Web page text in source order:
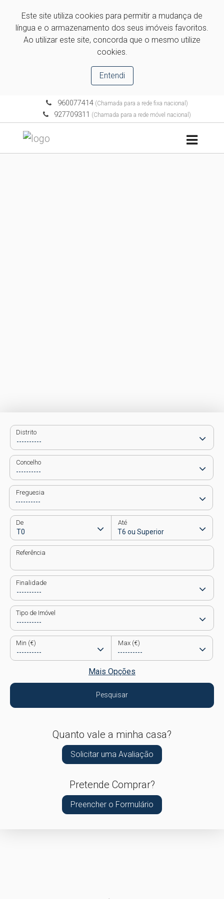
Este site utiliza cookies para permitir a mudança de
língua e o armazenamento dos seus imóveis favoritos.
Ao utilizar este site, concorda que o mesmo utilize
cookies.
Entendi
960077414(Chamada para a rede fixa nacional)
927709311 (Chamada para a rede móvel nacional)
Distrito
Concelho
Freguesia
De Até
Referência
Finalidade
Tipo de Imóvel
Min (€) Max (€)
Mais Opções
Pesquisar
Quanto vale a minha casa?
Solicitar uma Avaliação
Pretende Comprar?
Preencher o Formulário